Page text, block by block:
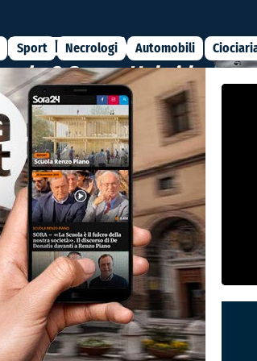
Sport Necrologi Automobili